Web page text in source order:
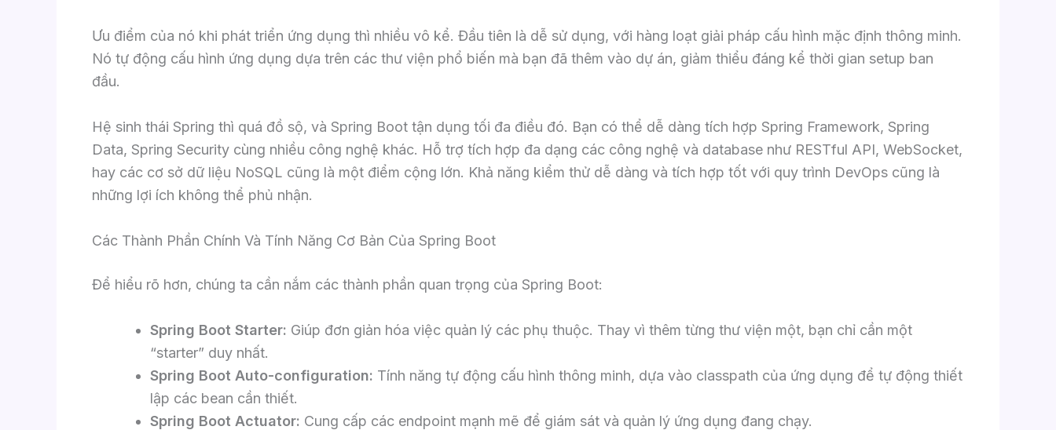
Ưu điểm của nó khi phát triển ứng dụng thì nhiều vô kể. Đầu tiên là dễ sử dụng, với hàng loạt giải pháp cấu hình mặc định thông minh.
Nó tự động cấu hình ứng dụng dựa trên các thư viện phổ biến mà bạn đã thêm vào dự án, giảm thiểu đáng kể thời gian setup ban
đầu.
Hệ sinh thái Spring thì quá đồ sộ, và Spring Boot tận dụng tối đa điều đó. Bạn có thể dễ dàng tích hợp Spring Framework, Spring
Data, Spring Security cùng nhiều công nghệ khác. Hỗ trợ tích hợp đa dạng các công nghệ và database như RESTful API, WebSocket,
hay các cơ sở dữ liệu NoSQL cũng là một điểm cộng lớn. Khả năng kiểm thử dễ dàng và tích hợp tốt với quy trình DevOps cũng là
những lợi ích không thể phủ nhận.
Các Thành Phần Chính Và Tính Năng Cơ Bản Của Spring Boot
Để hiểu rõ hơn, chúng ta cần nắm các thành phần quan trọng của Spring Boot:
Spring Boot Starter: Giúp đơn giản hóa việc quản lý các phụ thuộc. Thay vì thêm từng thư viện một, bạn chỉ cần một
“starter” duy nhất.
Spring Boot Auto-configuration: Tính năng tự động cấu hình thông minh, dựa vào classpath của ứng dụng để tự động thiết
lập các bean cần thiết.
Spring Boot Actuator: Cung cấp các endpoint mạnh mẽ để giám sát và quản lý ứng dụng đang chạy.